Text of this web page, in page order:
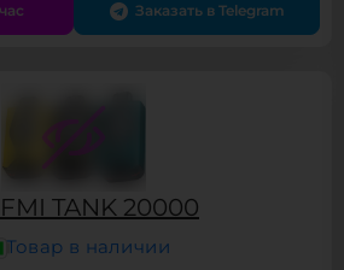
Заказать в Telegram
TANK 20000
Товар в наличии